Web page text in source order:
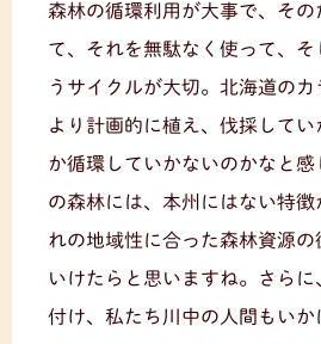
森林の循環利用が大事で、その
て、それを無駄なく使って、
うサイクルが大切。北海道の
より計画的に植え、伐採して
か循環していかないのかなと
の森林には、本州にはない特
れの地域性に合った森林資源の
いけたらと思いますね。さら
付け、私たち川中の人間もい